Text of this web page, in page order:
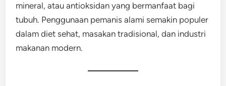
mineral, atau antioksidan yang bermanfaat bagi
tubuh. Penggunaan pemanis alami semakin populer
dalam diet sehat, masakan tradisional, dan industri
makanan modern.